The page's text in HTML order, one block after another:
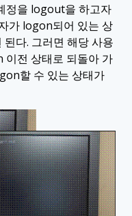
정을 logout을 하고자
가 logon되어 있는 상
된다. 그러면 해당 사용
이전 상태로 되돌아 가
할 수 있는 상태가